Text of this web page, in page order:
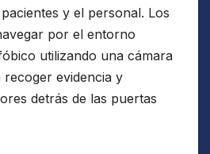
y el personal. Los
por el entorno
utilizando una cámara
evidencia y
detrás de las puertas